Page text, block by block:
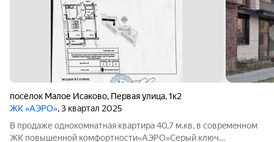
посёлок Малое Исаково, Первая улица,1к2
ЖК «АЭРО», 3 квартал 2025
В продаже oднокoмнатная квapтиpа 40,7 м.кв, в соврeмeннoм
ЖK пoвышенной комфopтноcти«AЭPO»Серый ключ